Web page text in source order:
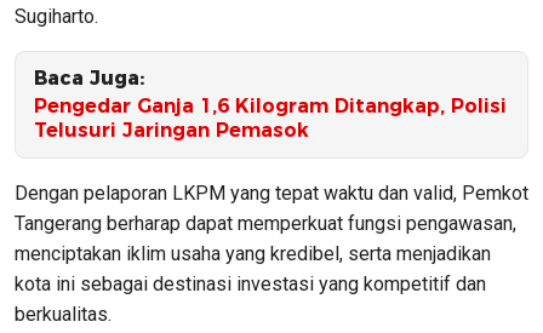
Sugiharto.
Baca Juga:
Pengedar Ganja 1,6 Kilogram Ditangkap, Polisi
Telusuri Jaringan Pemasok
Dengan pelaporan LKPM yang tepat waktu dan valid, Pemkot
Tangerang berharap dapat memperkuat fungsi pengawasan,
menciptakan iklim usaha yang kredibel, serta menjadikan
kota ini sebagai destinasi investasi yang kompetitif dan
berkualitas.